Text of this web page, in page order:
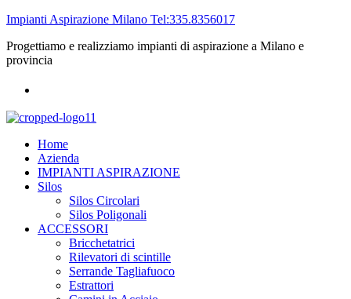
Impianti Aspirazione Milano Tel:335.8356017
Progettiamo e realizziamo impianti di aspirazione a Milano e
provincia
Home
Azienda
IMPIANTI ASPIRAZIONE
Silos
Silos Circolari
Silos Poligonali
ACCESSORI
Bricchetatrici
Rilevatori di scintille
Serrande Tagliafuoco
Estrattori